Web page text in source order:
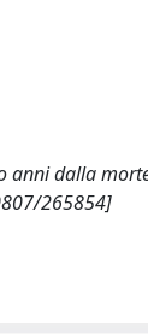
dalla morte,
265854]